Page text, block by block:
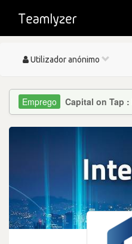
Toggle
Utilizador anónimo
Capital on Tap :